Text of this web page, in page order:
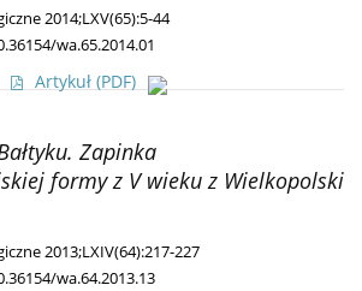
2014;LXV(65):5-44
wa.65.2014.01
Artykuł (PDF)
Zapinka
formy z V wieku z Wielkopolski
2013;LXIV(64):217-227
wa.64.2013.13